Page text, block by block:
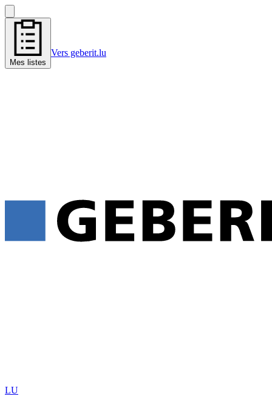
Mes listes
Vers geberit.lu
LU